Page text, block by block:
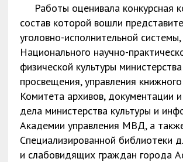
Работы оценивала конкурсная
состав которой вошли
уголовно-исполнительной системы,
Национального научно-
физической культуры министерства
просвещения, управления
Комитета архивов, документации
дела министерства культуры и
Академии управления МВД, а
Специализированной библиотеки
и слабовидящих граждан города